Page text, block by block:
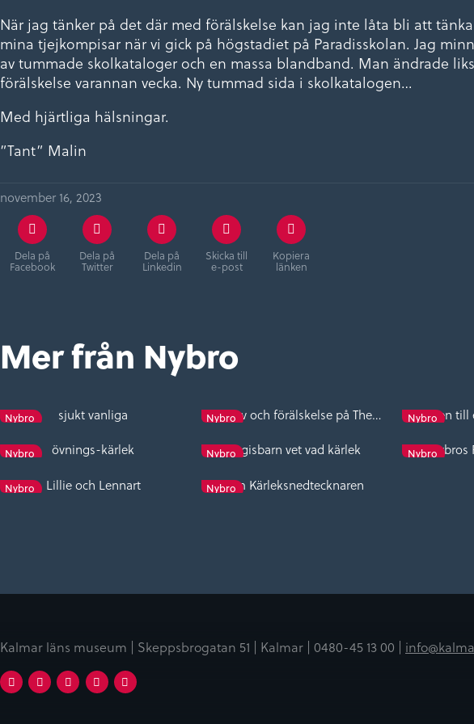
När jag tänker på det där med förälskelse kan jag inte låta bli att
mina tjejkompisar när vi gick på högstadiet på Paradisskolan. Jag
av tummade skolkataloger och en massa blandband. Man ändrade
förälskelse varannan vecka. Ny tummad sida i skolkatalogen…
Med hjärtliga hälsningar.
”Tant” Malin
november 16, 2023
Dela på
Facebook
Dela på
Twitter
Dela på
Linkedin
Skicka till
e-post
Kopiera
länken
Mer från Nybro
Nybro sjukt vanliga Nybro Skoskav och förälskelse på Thebacken Nybro
kärleken till
Nybro övnings-kärlek Nybrodagisbarn vet vad kärlek NybroNybros
Nybro Lillie och Lennart NybroOm Kärleksnedtecknaren
Kalmar läns museum | Skeppsbrogatan 51 | Kalmar | 0480-45 13 00 |
FacebookInstagram
TwitterLinkedin